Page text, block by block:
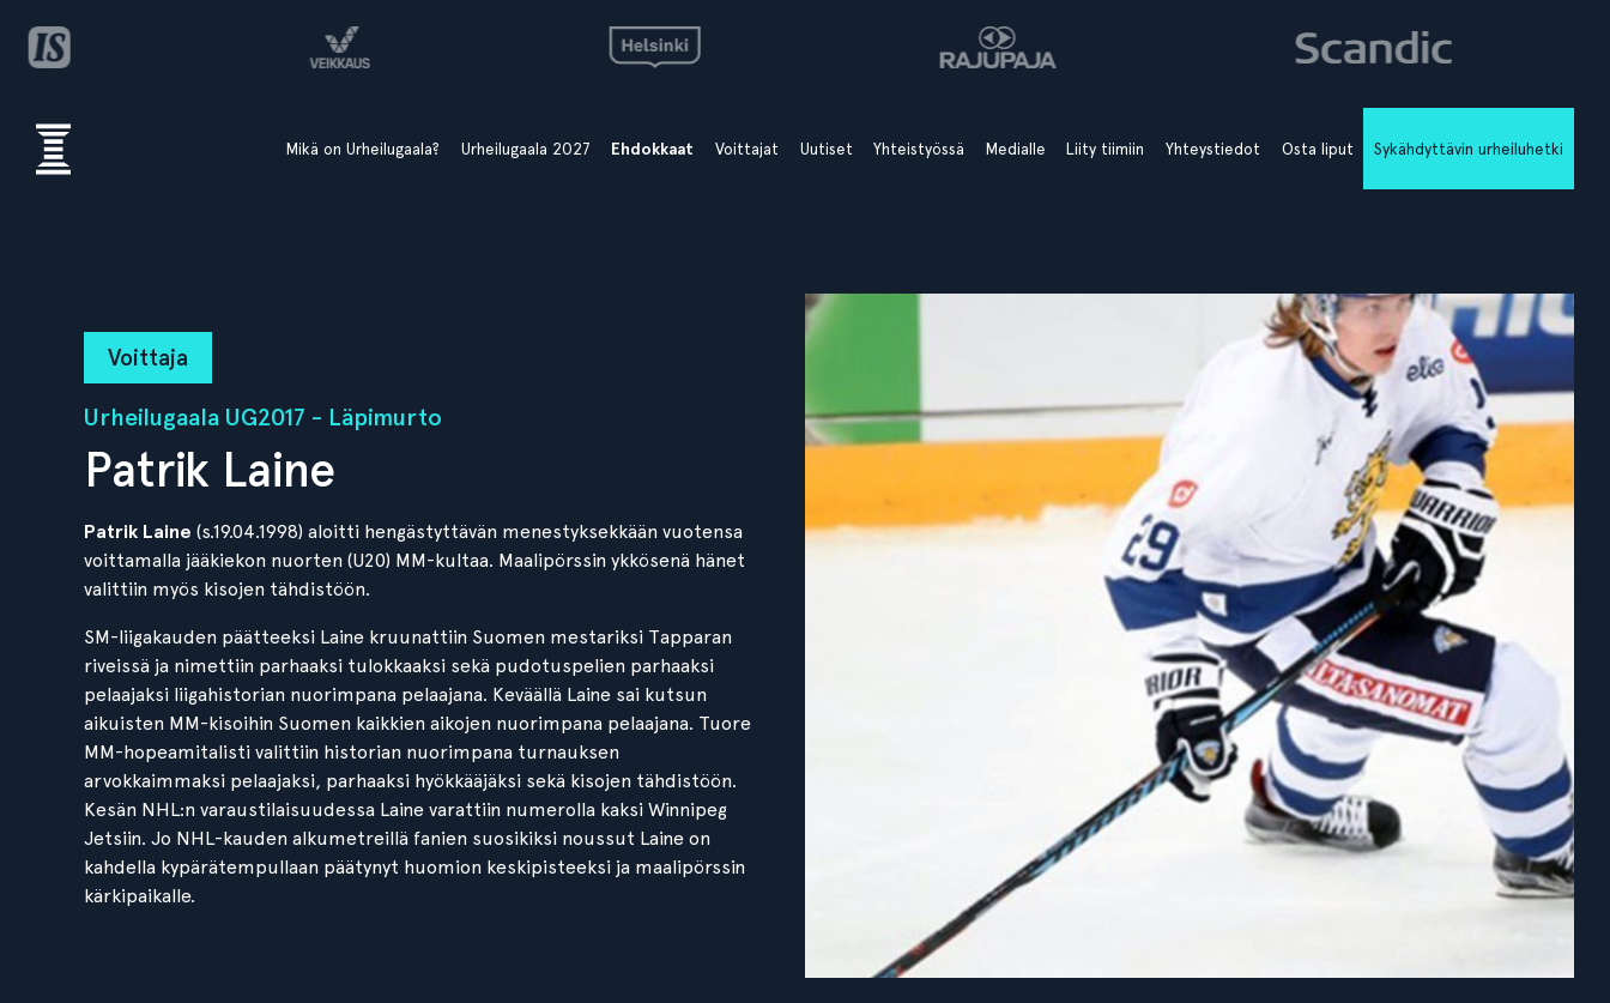
Mikä on Urheilugaala? Urheilugaala 2027 Ehdokkaat Voittajat Uutiset Yhteistyössä Medialle Liity tiimiin Yhteystiedot Osta liput Sykähdyttävin urheiluhetki
Voittaja
Urheilugaala UG2017 - Läpimurto
Patrik Laine
Patrik Laine (s.19.04.1998) aloitti hengästyttävän menestyksekkään vuotensa
voittamalla jääkiekon nuorten (U20) MM-kultaa. Maalipörssin ykkösenä hänet
valittiin myös kisojen tähdistöön.
SM-liigakauden päätteeksi Laine kruunattiin Suomen mestariksi Tapparan
riveissä ja nimettiin parhaaksi tulokkaaksi sekä pudotuspelien parhaaksi
pelaajaksi liigahistorian nuorimpana pelaajana. Keväällä Laine sai kutsun
aikuisten MM-kisoihin Suomen kaikkien aikojen nuorimpana pelaajana. Tuore
MM-hopeamitalisti valittiin historian nuorimpana turnauksen
arvokkaimmaksi pelaajaksi, parhaaksi hyökkääjäksi sekä kisojen tähdistöön.
Kesän NHL:n varaustilaisuudessa Laine varattiin numerolla kaksi Winnipeg
Jetsiin. Jo NHL-kauden alkumetreillä fanien suosikiksi noussut Laine on
kahdella kypärätempullaan päätynyt huomion keskipisteeksi ja maalipörssin
kärkipaikalle.